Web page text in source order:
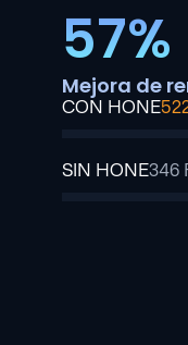
57%
Mejora de
CON HONE
SIN HONE346